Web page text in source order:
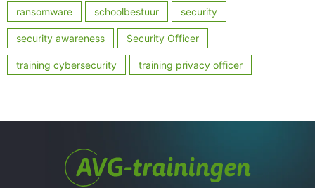
ransomware schoolbestuur security
security awareness Security Officer
training cybersecurity training privacy officer